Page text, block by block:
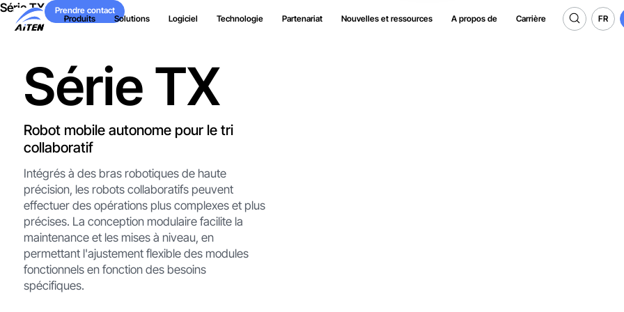
Skip
Produits Solutions Logiciel Technologie Partenariat Nouvelles et ressources A propos de Carrière
FR
FR
Série TX
Prendre contact
Prendre contact
Série TX
Robot mobile autonome pour le tri
collaboratif
Intégrés à des bras robotiques de haute
précision, les robots collaboratifs peuvent
effectuer des opérations plus complexes et plus
précises. La conception modulaire facilite la
maintenance et les mises à niveau, en
permettant l'ajustement flexible des modules
fonctionnels en fonction des besoins
spécifiques.